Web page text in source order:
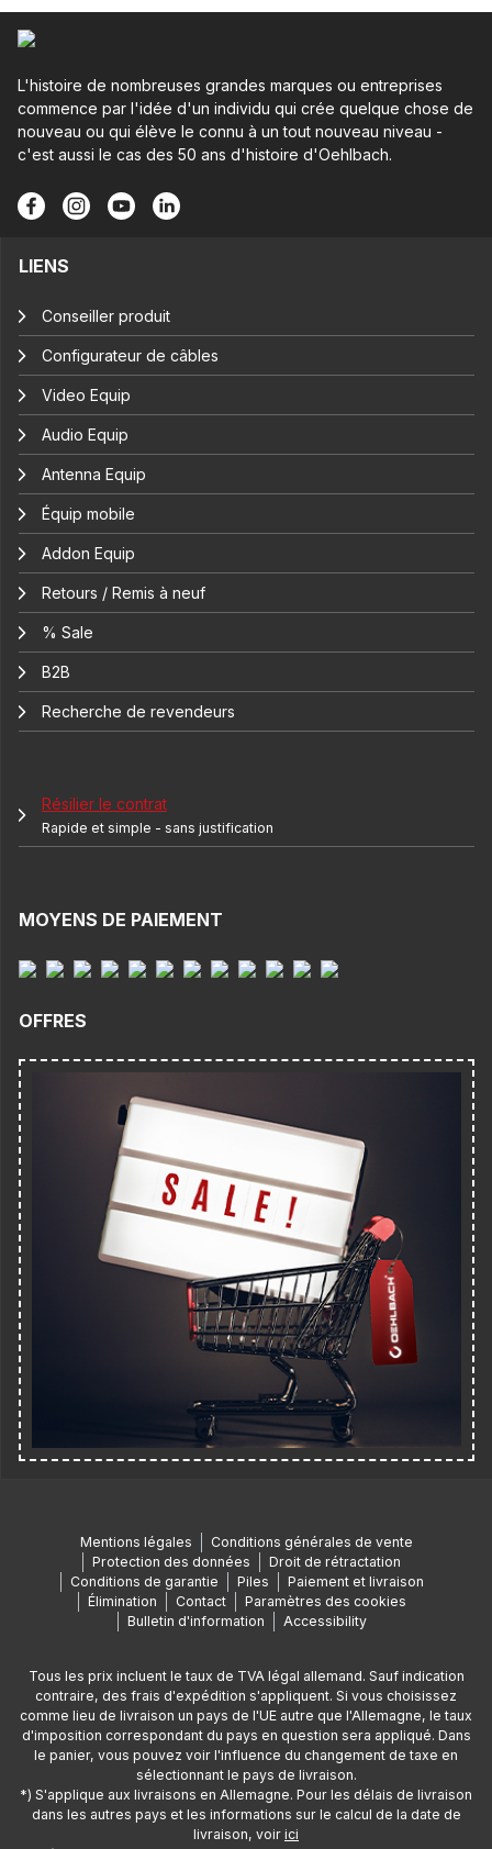
L'histoire de nombreuses grandes marques ou entreprises
commence par l'idée d'un individu qui crée quelque chose de
nouveau ou qui élève le connu à un tout nouveau niveau -
c'est aussi le cas des 50 ans d'histoire d'Oehlbach.
LIENS
Conseiller produit
Configurateur de câbles
Video Equip
Audio Equip
Antenna Equip
Équip mobile
Addon Equip
Retours / Remis à neuf
% Sale
B2B
Recherche de revendeurs
Résilier le contrat
Rapide et simple - sans justification
MOYENS DE PAIEMENT
OFFRES
Mentions légales
Conditions générales de vente
Protection des données
Droit de rétractation
Conditions de garantie
Piles
Paiement et livraison
Élimination
Contact
Paramètres des cookies
Bulletin d'information
Accessibility
Tous les prix incluent le taux de TVA légal allemand. Sauf indication
contraire, des frais d'expédition s'appliquent. Si vous choisissez
comme lieu de livraison un pays de l'UE autre que l'Allemagne, le taux
d'imposition correspondant du pays en question sera appliqué. Dans
le panier, vous pouvez voir l'influence du changement de taxe en
sélectionnant le pays de livraison.
*) S'applique aux livraisons en Allemagne. Pour les délais de livraison
dans les autres pays et les informations sur le calcul de la date de
livraison, voir ici